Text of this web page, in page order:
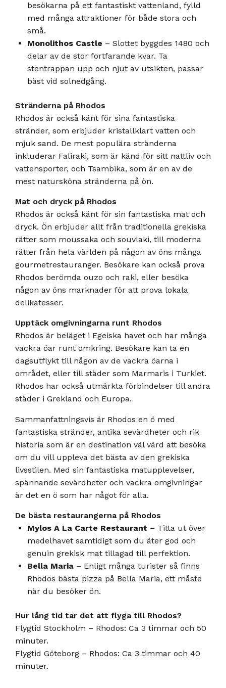
besökarna på ett fantastiskt vattenland, fylld
med många attraktioner för både stora och
små.
Monolithos Castle – Slottet byggdes 1480 och
delar av de stor fortfarande kvar. Ta
stentrappan upp och njut av utsikten, passar
bäst vid solnedgång.
Stränderna på Rhodos
Rhodos är också känt för sina fantastiska
stränder, som erbjuder kristallklart vatten och
mjuk sand. De mest populära stränderna
inkluderar Faliraki, som är känd för sitt nattliv och
vattensporter, och Tsambika, som är en av de
mest natursköna stränderna på ön.
Mat och dryck på Rhodos
Rhodos är också känt för sin fantastiska mat och
dryck. Ön erbjuder allt från traditionella grekiska
rätter som moussaka och souvlaki, till moderna
rätter från hela världen på någon av öns många
gourmetrestauranger. Besökare kan också prova
Rhodos berömda ouzo och raki, eller besöka
någon av öns marknader för att prova lokala
delikatesser.
Upptäck omgivningarna runt Rhodos
Rhodos är beläget i Egeiska havet och har många
vackra öar runt omkring. Besökare kan ta en
dagsutflykt till någon av de vackra öarna i
området, eller till städer som Marmaris i Turkiet.
Rhodos har också utmärkta förbindelser till andra
städer i Grekland och Europa.
Sammanfattningsvis är Rhodos en ö med
fantastiska stränder, antika sevärdheter och rik
historia som är en destination väl värd att besöka
om du vill uppleva det bästa av den grekiska
livsstilen. Med sin fantastiska matupplevelser,
spännande sevärdheter och vackra omgivningar
är det en ö som har något för alla.
De bästa restaurangerna på Rhodos
Mylos A La Carte Restaurant – Titta ut över
medelhavet samtidigt som du äter god och
genuin grekisk mat tillagad till perfektion.
Bella Maria – Enligt många turister så finns
Rhodos bästa pizza på Bella Maria, ett måste
när du besöker ön.
Hur lång tid tar det att flyga till Rhodos?
Flygtid Stockholm – Rhodos: Ca 3 timmar och 50
minuter.
Flygtid Göteborg – Rhodos: Ca 3 timmar och 40
minuter.